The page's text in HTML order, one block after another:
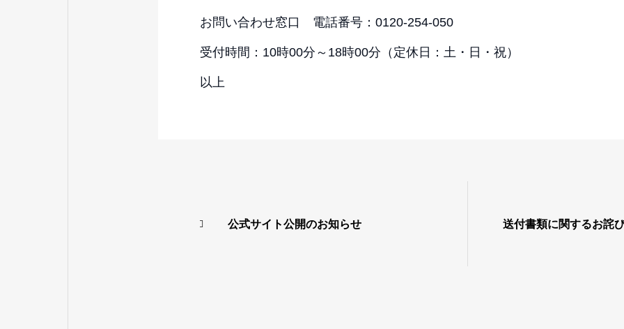
お問い合わせ窓口 電話番号：0120-254-050
受付時間：10時00分～18時00分（定休日：土・日・祝）
以上
公式サイト公開のお知らせ 送付書類に関するお詫